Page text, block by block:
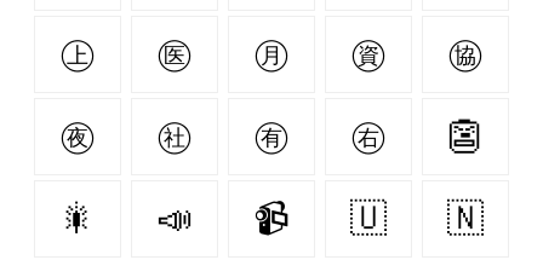
㊤ ㊩ ㊊ ㊮ ㊯
㊰ ㊓ ㊒ ㊨ 👺
🎇 📣 📹 🇺 🇳